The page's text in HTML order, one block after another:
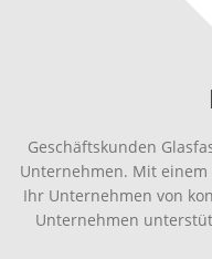
Geschäftskunden
Unternehmen. Mit
Ihr Unternehmen von
Unternehmen